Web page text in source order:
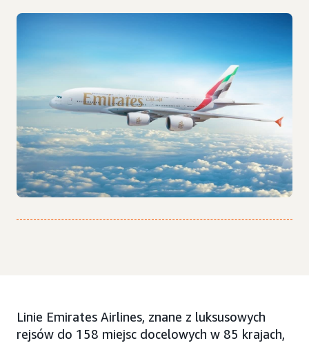
Linie Emirates Airlines, znane z luksusowych
rejsów do 158 miejsc docelowych w 85 krajach,